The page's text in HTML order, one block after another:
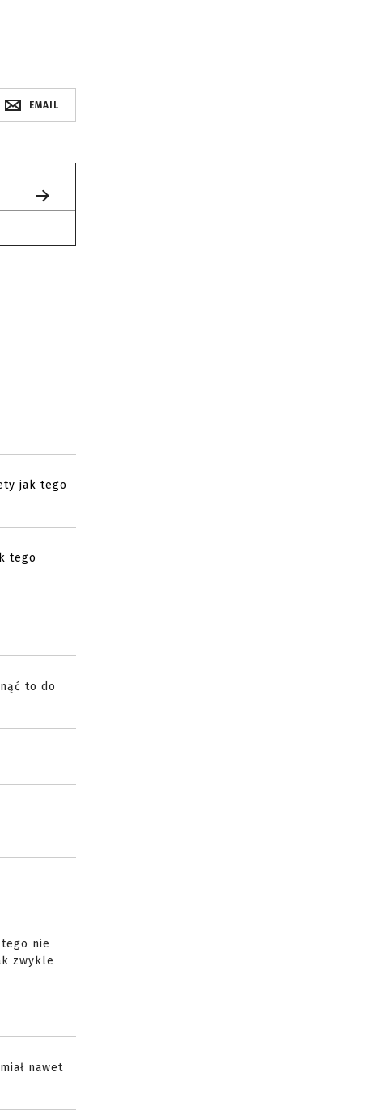
EMAIL
jak tego
tego
to do
nie
zwykle
nawet